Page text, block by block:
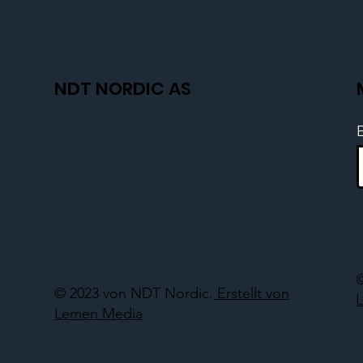
NDT NORDIC AS
© 2023 von NDT Nordic. Erstellt von
Lemen Media